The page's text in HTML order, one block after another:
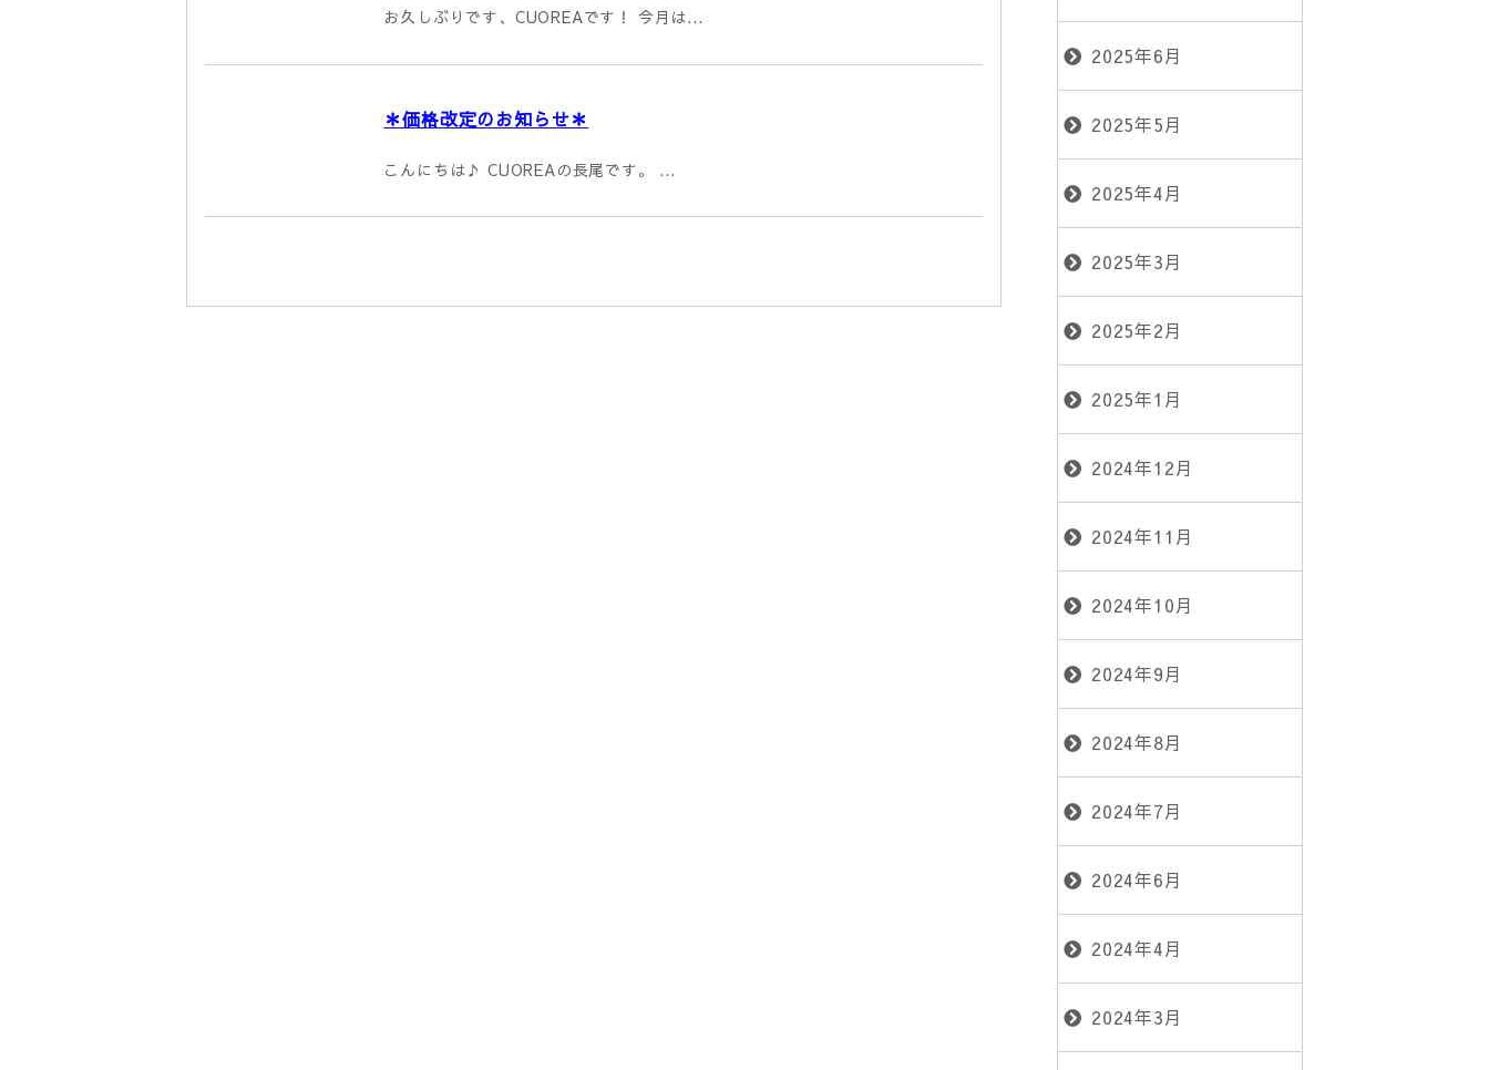
お久しぶりです、CUOREAです！ 今月は...
＊価格改定のお知らせ＊
こんにちは♪ CUOREAの長尾です。 ...
2025年6月
2025年5月
2025年4月
2025年3月
2025年2月
2025年1月
2024年12月
2024年11月
2024年10月
2024年9月
2024年8月
2024年7月
2024年6月
2024年4月
2024年3月